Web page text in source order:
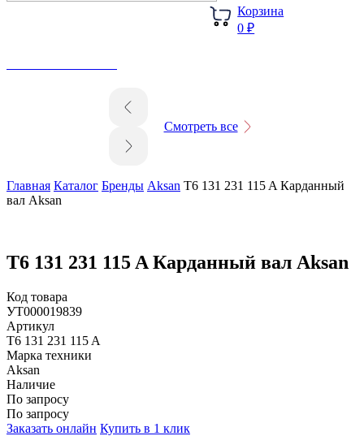
Корзина
0 ₽
Смотреть все
Главная Каталог Бренды Aksan T6 131 231 115 A Карданный
вал Aksan
T6 131 231 115 A Карданный вал Aksan
Код товара
УТ000019839
Артикул
T6 131 231 115 A
Марка техники
Aksan
Наличие
По запросу
По запросу
Заказать онлайн Купить в 1 клик